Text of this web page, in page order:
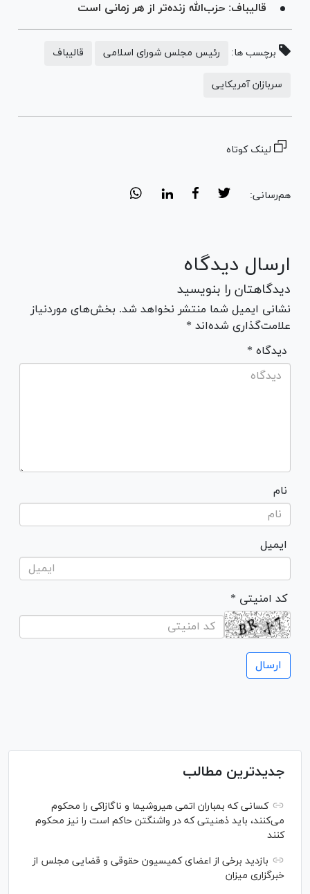
قالیباف: حزب‌الله زنده‌تر از هر زمانی است
برچسب ها: رئیس مجلس شورای اسلامی قالیباف
سربازان آمریکایی
لینک کوتاه
هم‌رسانی:
ارسال دیدگاه
دیدگاهتان را بنویسید
نشانی ایمیل شما منتشر نخواهد شد. بخش‌های موردنیاز
علامت‌گذاری شده‌اند *
* دیدگاه
نام
ایمیل
* کد امنیتی
جدیدترین مطالب
کسانی که بمباران اتمی هیروشیما و ناگازاکی را محکوم
می‌کنند، باید ذهنیتی که در واشنگتن حاکم است را نیز محکوم
کنند
بازدید برخی از اعضای کمیسیون حقوقی و قضایی مجلس از
خبرگزاری میزان